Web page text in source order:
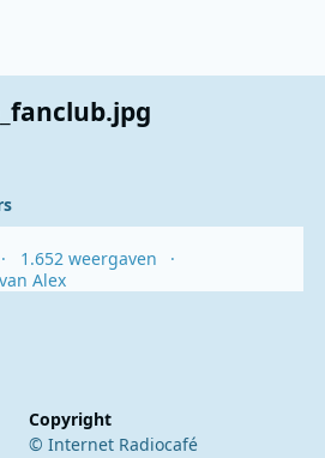
1.652 weergaven
Alex
Copyright
© Internet Radiocafé